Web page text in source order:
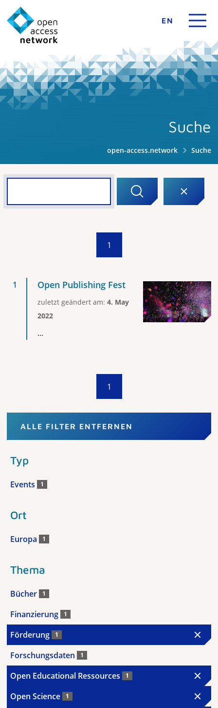
EN
Suche
open-access.network Suche
1
Open Publishing Fest
zuletzt geändert am: 4. May
2022
...
1
ALLE FILTER ENTFERNEN
Typ
Events 1
Ort
Europa 1
Thema
Bücher 1
Finanzierung 1
Förderung 1
Forschungsdaten 1
Open Educational Ressources 1
Open Science 1